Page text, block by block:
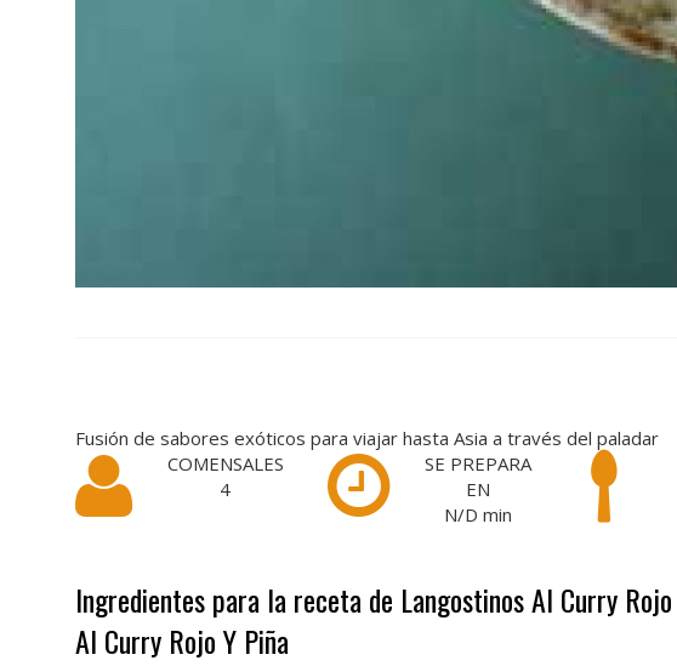
Fusión de sabores exóticos para viajar hasta Asia a través del paladar
COMENSALES
4
SE PREPARA
EN
N/D min
Ingredientes para la receta de Langostinos Al Curry
Al Curry Rojo Y Piña